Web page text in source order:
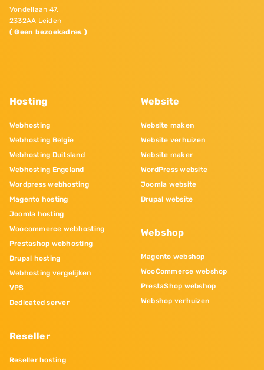
Vondellaan 47,
2332AA Leiden
( Geen bezoekadres )
Hosting
Webhosting
Webhosting Belgie
Webhosting Duitsland
Webhosting Engeland
Wordpress webhosting
Magento hosting
Joomla hosting
Woocommerce webhosting
Prestashop webhosting
Drupal hosting
Webhosting vergelijken
VPS
Dedicated server
Reseller
Reseller hosting
Website
Website maken
Website verhuizen
Website maker
WordPress website
Joomla website
Drupal website
Webshop
Magento webshop
WooCommerce webshop
PrestaShop webshop
Webshop verhuizen